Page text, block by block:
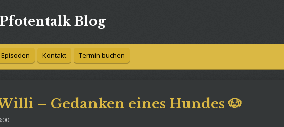
Blog
Kontakt Termin buchen
– Gedanken eines Hundes 🐶